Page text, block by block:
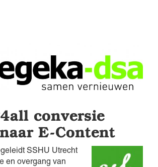
conversie
E-Content
SSHU Utrecht
en overgang van